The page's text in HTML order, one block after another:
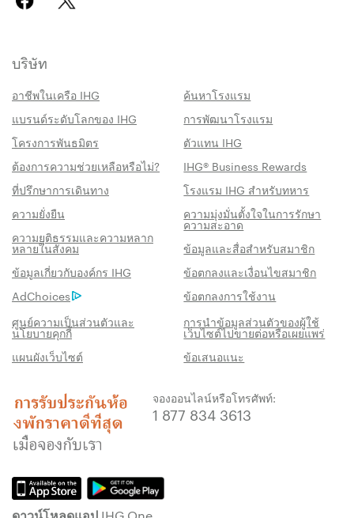
บริษัท
อาชีพในเครือ IHG
ค้นหาโรงแรม
แบรนด์ระดับโลกของ IHG
การพัฒนาโรงแรม
โครงการพันธมิตร
ตัวแทน IHG
ต้องการความช่วยเหลือหรือไม่?
IHG® Business Rewards
ที่ปรึกษาการเดินทาง
โรงแรม IHG สำหรับทหาร
ความยั่งยืน
ความมุ่งมั่นตั้งใจในการรักษา
ความสะอาด
ความยุติธรรมและความหลาก
หลายในสังคม
ข้อมูลและสื่อสำหรับสมาชิก
ข้อมูลเกี่ยวกับองค์กร IHG
ข้อตกลงและเงื่อนไขสมาชิก
AdChoices
ข้อตกลงการใช้งาน
ศูนย์ความเป็นส่วนตัวและ
นโยบายคุกกี้
การนำข้อมูลส่วนตัวของผู้ใช้
เว็บไซต์ไปขายต่อหรือเผยแพร่
แผนผังเว็บไซต์
ข้อเสนอแนะ
จองออนไลน์หรือโทรศัพท์:
1 877 834 3613
สิทธิประโชน์เมื่อจองกับเรา
การรับประกันห้องพักราคาดีที่สุด
เราสัญญาว่าคุณจะได้รับราคาต่ำที่สุดทาง
ออนไลน์ มิฉะนั้น เราจะปรับให้ตรงกับราคาที่ถูก
กว่า พร้อมให้คะแนน IHG® One Rewards แก่
รับประกันการจองทางออนไลน์
รับประกันห้องพักของคุณแล้ว
เราไม่คิดค่าธรรมเนียมการจองสำหรับการจอง
โดยตรงกับเรา